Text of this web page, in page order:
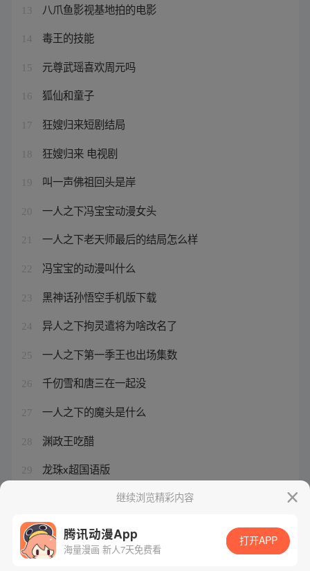
13 八爪鱼影视基地拍的电影
14 毒王的技能
15 元尊武瑶喜欢周元吗
16 狐仙和童子
17 狂嫂归来短剧结局
18 狂嫂归来 电视剧
19 叫一声佛祖回头是岸
20 一人之下冯宝宝动漫女头
21 一人之下老天师最后的结局怎么样
22 冯宝宝的动漫叫什么
23 黑神话孙悟空手机版下载
24 异人之下拘灵遣将为啥改名了
25 一人之下第一季王也出场集数
26 千仞雪和唐三在一起没
27 一人之下的魔头是什么
28 渊政王吃醋
29 龙珠x超国语版
继续浏览精彩内容
腾讯动漫App
海量漫画 新人7天免费看
打开APP